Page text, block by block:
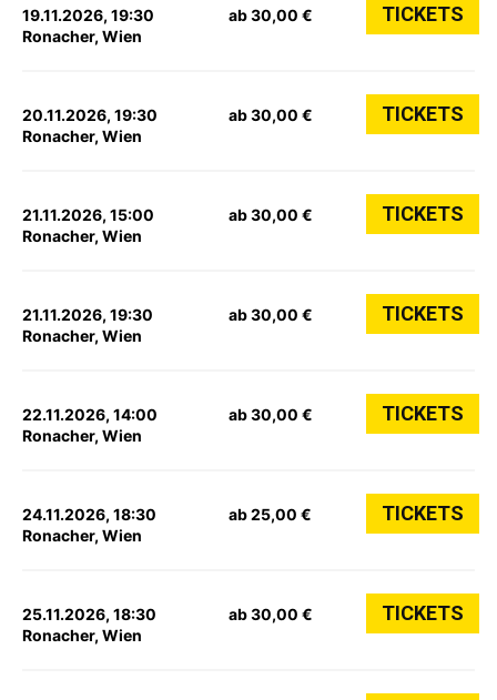
19.11.2026, 19:30
Ronacher, Wien
ab 30,00 € TICKETS
20.11.2026, 19:30
Ronacher, Wien
ab 30,00 € TICKETS
21.11.2026, 15:00
Ronacher, Wien
ab 30,00 € TICKETS
21.11.2026, 19:30
Ronacher, Wien
ab 30,00 € TICKETS
22.11.2026, 14:00
Ronacher, Wien
ab 30,00 € TICKETS
24.11.2026, 18:30
Ronacher, Wien
ab 25,00 € TICKETS
25.11.2026, 18:30
Ronacher, Wien
ab 30,00 € TICKETS